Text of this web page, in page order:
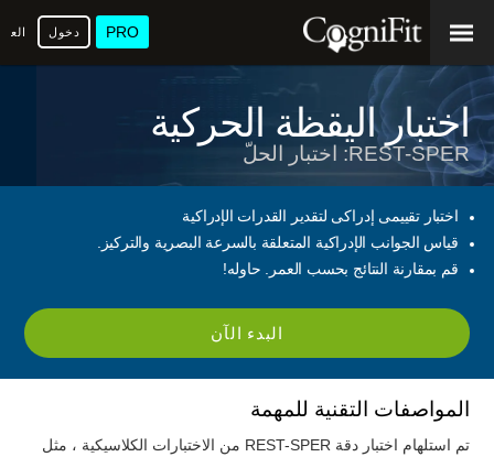
PRO دخول
اختبار اليقظة الحركية
REST-SPER: اختبار الحلّ
اختبار تقييمى إدراكى لتقدير القدرات الإدراكية
قياس الجوانب الإدراكية المتعلقة بالسرعة البصرية والتركيز.
قم بمقارنة النتائج بحسب العمر. حاوله!
البدء الآن
المواصفات التقنية للمهمة
تم استلهام اختبار دقة REST-SPER من الاختبارات الكلاسيكية ، مثل